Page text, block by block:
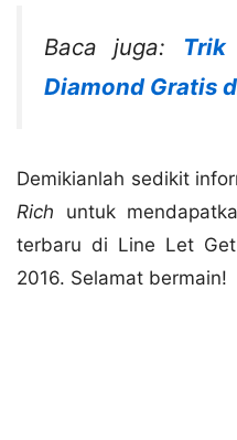
Baca juga: Trik
Diamond Gratis
Demikianlah sedikit
Rich untuk
terbaru di Line Let
2016. Selamat bermain!